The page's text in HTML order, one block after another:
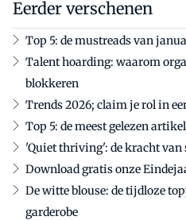
Eerder verschenen
Top 5: de mustreads van
Talent hoarding: waarom
blokkeren
Trends 2026; claim je rol in
Top 5: de meest gelezen
'Quiet thriving': de kracht van
Download gratis onze
De witte blouse: de tijdloze
garderobe